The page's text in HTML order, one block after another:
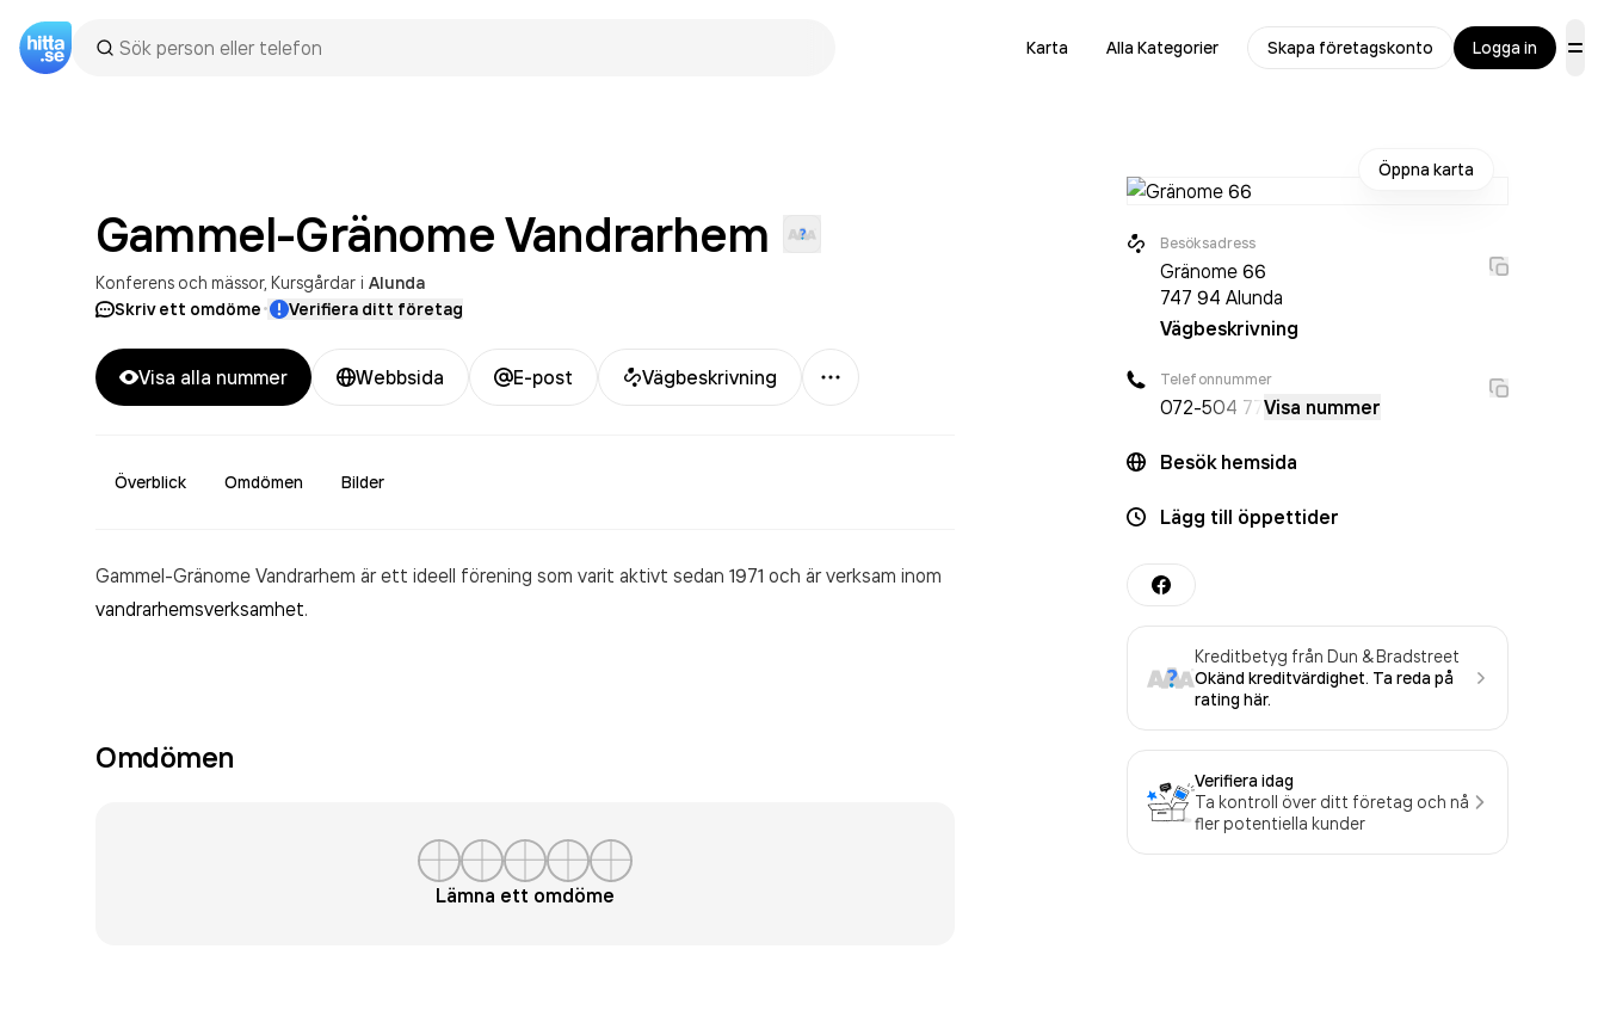
Karta Alla Kategorier Skapa företagskonto Logga in
Gammel-GränomeVandrarhem
Konferens och mässor Kursgårdar i Alunda
Skriv ett omdöme· Verifiera ditt företag
Visa alla nummer Webbsida E-post Vägbeskrivning
Mer
Överblick Omdömen Bilder
Gammel-Gränome Vandrarhem är ett ideell förening som varit aktivt sedan 1971 och är verksam inom
vandrarhemsverksamhet.
Omdömen
Lämna ett omdöme
Öppna karta
Besöksadress
Gränome 66
747 94 Alunda
Vägbeskrivning
Telefonnummer
072-504 77 Visa nummer
Besök hemsida
Lägg till öppettider
Kreditbetyg från Dun & Bradstreet
Okänd kreditvärdighet. Ta reda på
rating här.
Verifiera idag
Ta kontroll över ditt företag och nå
fler potentiella kunder